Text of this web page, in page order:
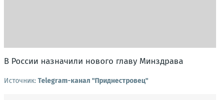
В России назначили нового главу Минздрава
Источник: Telegram-канал "Приднестровец"